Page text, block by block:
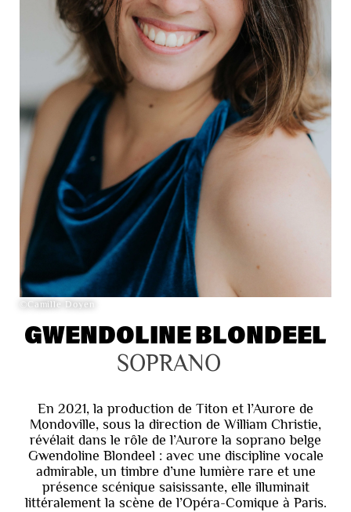
©Camille Doyen
GWENDOLINE BLONDEEL
SOPRANO
En 2021, la production de Titon et l’Aurore de
Mondoville, sous la direction de William Christie,
révélait dans le rôle de l’Aurore la soprano belge
Gwendoline Blondeel : avec une discipline vocale
admirable, un timbre d’une lumière rare et une
présence scénique saisissante, elle illuminait
littéralement la scène de l’Opéra-Comique à Paris.